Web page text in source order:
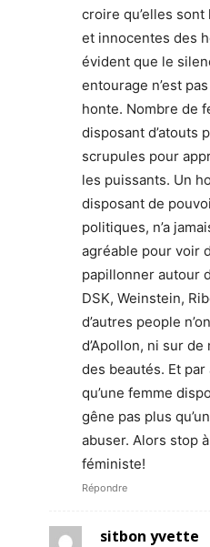
croire qu’elles
et innocentes des
évident que le
entourage n’est
honte. Nombre de
disposant d’atouts
scrupules pour
les puissants. Un
disposant de
politiques, n’a
agréable pour voir
papillonner autour
DSK, Weinstein,
d’autres people
d’Apollon, ni sur
des beautés. Et
qu’une femme
gêne pas plus
abuser. Alors stop
féministe!
Répondre
sitbon yvette